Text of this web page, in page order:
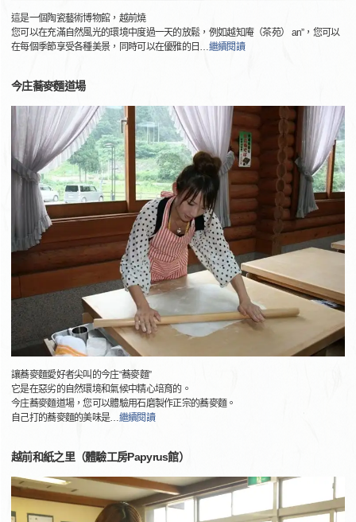
這是一個陶瓷藝術博物館，越前燒
您可以在充滿自然風光的環境中度過一天的放鬆，例如越知庵（茶苑） an”，您可以
在每個季節享受各種美景，同時可以在優雅的日 …繼續閱讀
今庄蕎麥麵道場
讓蕎麥麵愛好者尖叫的今庄“蕎麥麵”
它是在惡劣的自然環境和氣候中精心培育的。
今庄蕎麥麵道場，您可以體驗用石磨製作正宗的蕎麥麵。
自己打的蕎麥麵的美味是…繼續閱讀
越前和紙之里（體驗工房Papyrus館）